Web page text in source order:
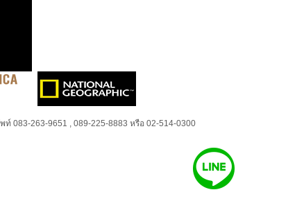
083-263-9651 , 089-225-8883 หรือ 02-514-0300